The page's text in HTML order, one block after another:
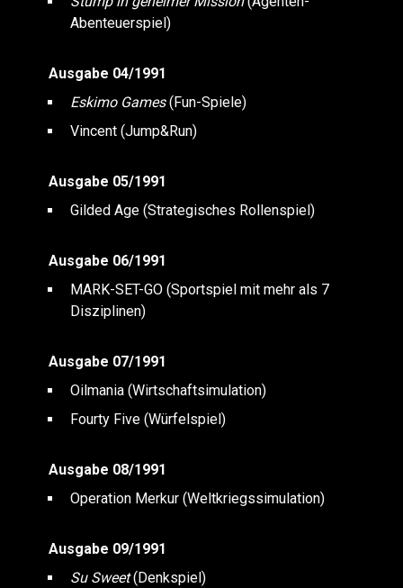
Abenteuerspiel)
Ausgabe 04/1991
Eskimo Games(Fun-Spiele)
Vincent (Jump&Run)
Ausgabe 05/1991
Gilded Age (Strategisches Rollenspiel)
Ausgabe 06/1991
MARK-SET-GO (Sportspiel mit mehr als 7
Disziplinen)
Ausgabe 07/1991
Oilmania (Wirtschaftsimulation)
Fourty Five (Würfelspiel)
Ausgabe 08/1991
Operation Merkur (Weltkriegssimulation)
Ausgabe 09/1991
Su Sweet(Denkspiel)